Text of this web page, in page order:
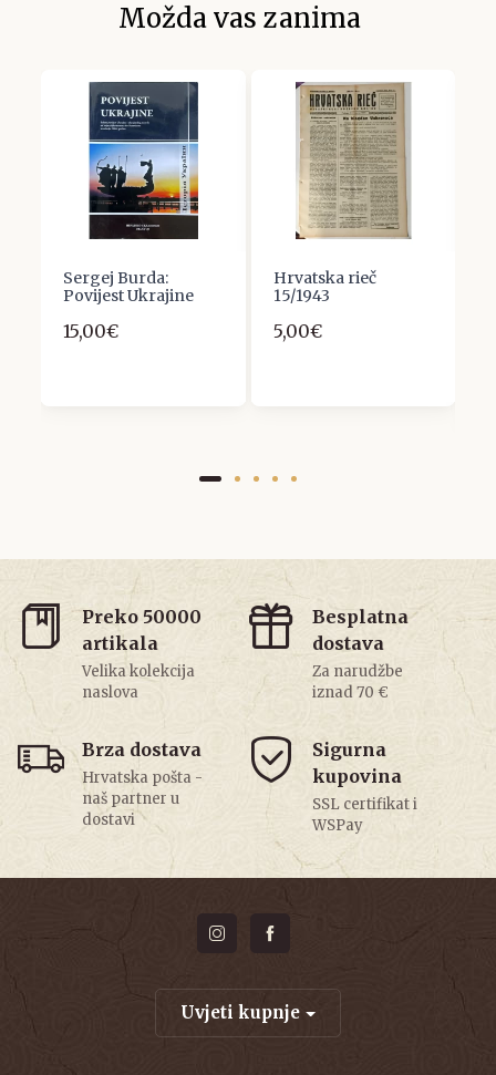
Možda vas zanima
Sergej Burda:
Povijest Ukrajine
15,00€
Hrvatska rieč
15/1943
5,00€
Preko 50000
artikala
Velika kolekcija
naslova
Besplatna
dostava
Za narudžbe
iznad 70 €
Brza dostava
Hrvatska pošta -
naš partner u
dostavi
Sigurna
kupovina
SSL certifikat i
WSPay
Uvjeti kupnje